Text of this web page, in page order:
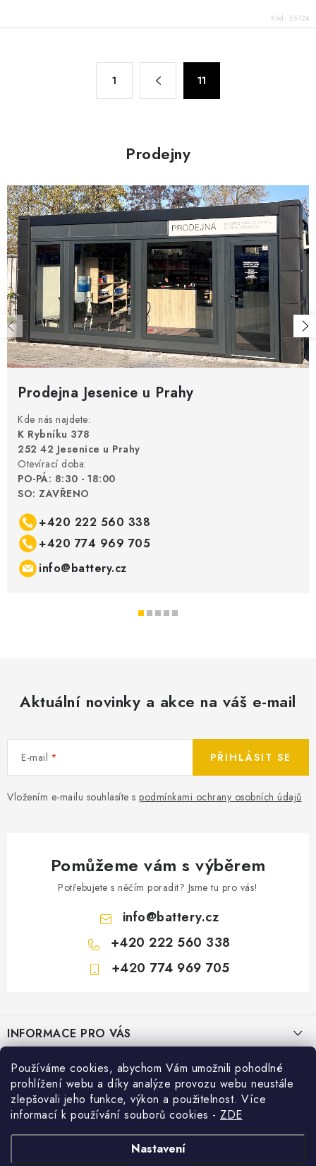
Používáme cookies, abychom Vám umožnili pohodlné
prohlížení webu a díky analýze provozu webu neustále
zlepšovali jeho funkce, výkon a použitelnost. Více
informací k používání souborů cookies - ZDE
Nastavení
Kód: E6724
c
í
p
r
v
k
y
v
ý
p
i
v
á
n
í
1 11
Prodejny
Prodejna Jesenice u Prahy
Kde nás najdete:
K Rybníku 378
252 42 Jesenice u Prahy
Otevírací doba:
PO-PÁ: 8:30 - 18:00
SO: ZAVŘENO
+420 222 560 338
+420 774 969 705
info@battery.cz
Aktuální novinky a akce na váš e-mail
E-mail
Vložením e-mailu souhlasíte s podmínkami ochrany osobních údajů
PŘIHLÁSIT SE
Pomůžeme vám s výběrem
Potřebujete s něčím poradit? Jsme tu pro vás!
info@battery.cz
+420 222 560 338
+420 774 969 705
pINFORMACE PRO VÁS
KONTAKTY
POŠTOVNÉ A DOPRAVA
KONFIGURÁTOR AUTOBATERIÍ
PRODEJNY BATTERY.CZ
Prodejna Brno - Pražákova ul.
Prodejna Praha - Brožíkova ul.
Konfigurátor AUTOBATERIE
Konfigurátor AUTOBATERIE
Vyhledávání